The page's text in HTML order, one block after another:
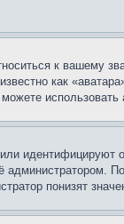
к вашему
как
понизят